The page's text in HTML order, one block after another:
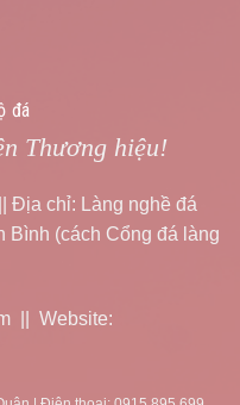
đá
Thương hiệu!
Địa chỉ: Làng nghề đá
Bình (cách Cổng đá làng
|| Website: